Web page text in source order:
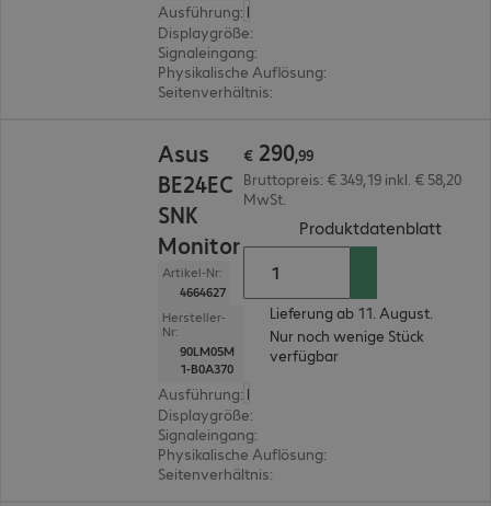
Ausführung: Europäisch
Displaygröße:
Signaleingang:
Physikalische Auflösung:
Seitenverhältnis:
Asus
BE24EC
SNK
Monitor
Artikel-Nr:
4664627
Hersteller-
Nr:
90LM05M
1-B0A370
Ausführung: Europäisch
Displaygröße:
Signaleingang:
Physikalische Auflösung:
Seitenverhältnis:
€ 290,99
Bruttopreis: € 349,19 inkl. € 58,20
MwSt.
Produktdatenblatt(
Lieferung ab 11. August.
Nur noch wenige Stück
verfügbar